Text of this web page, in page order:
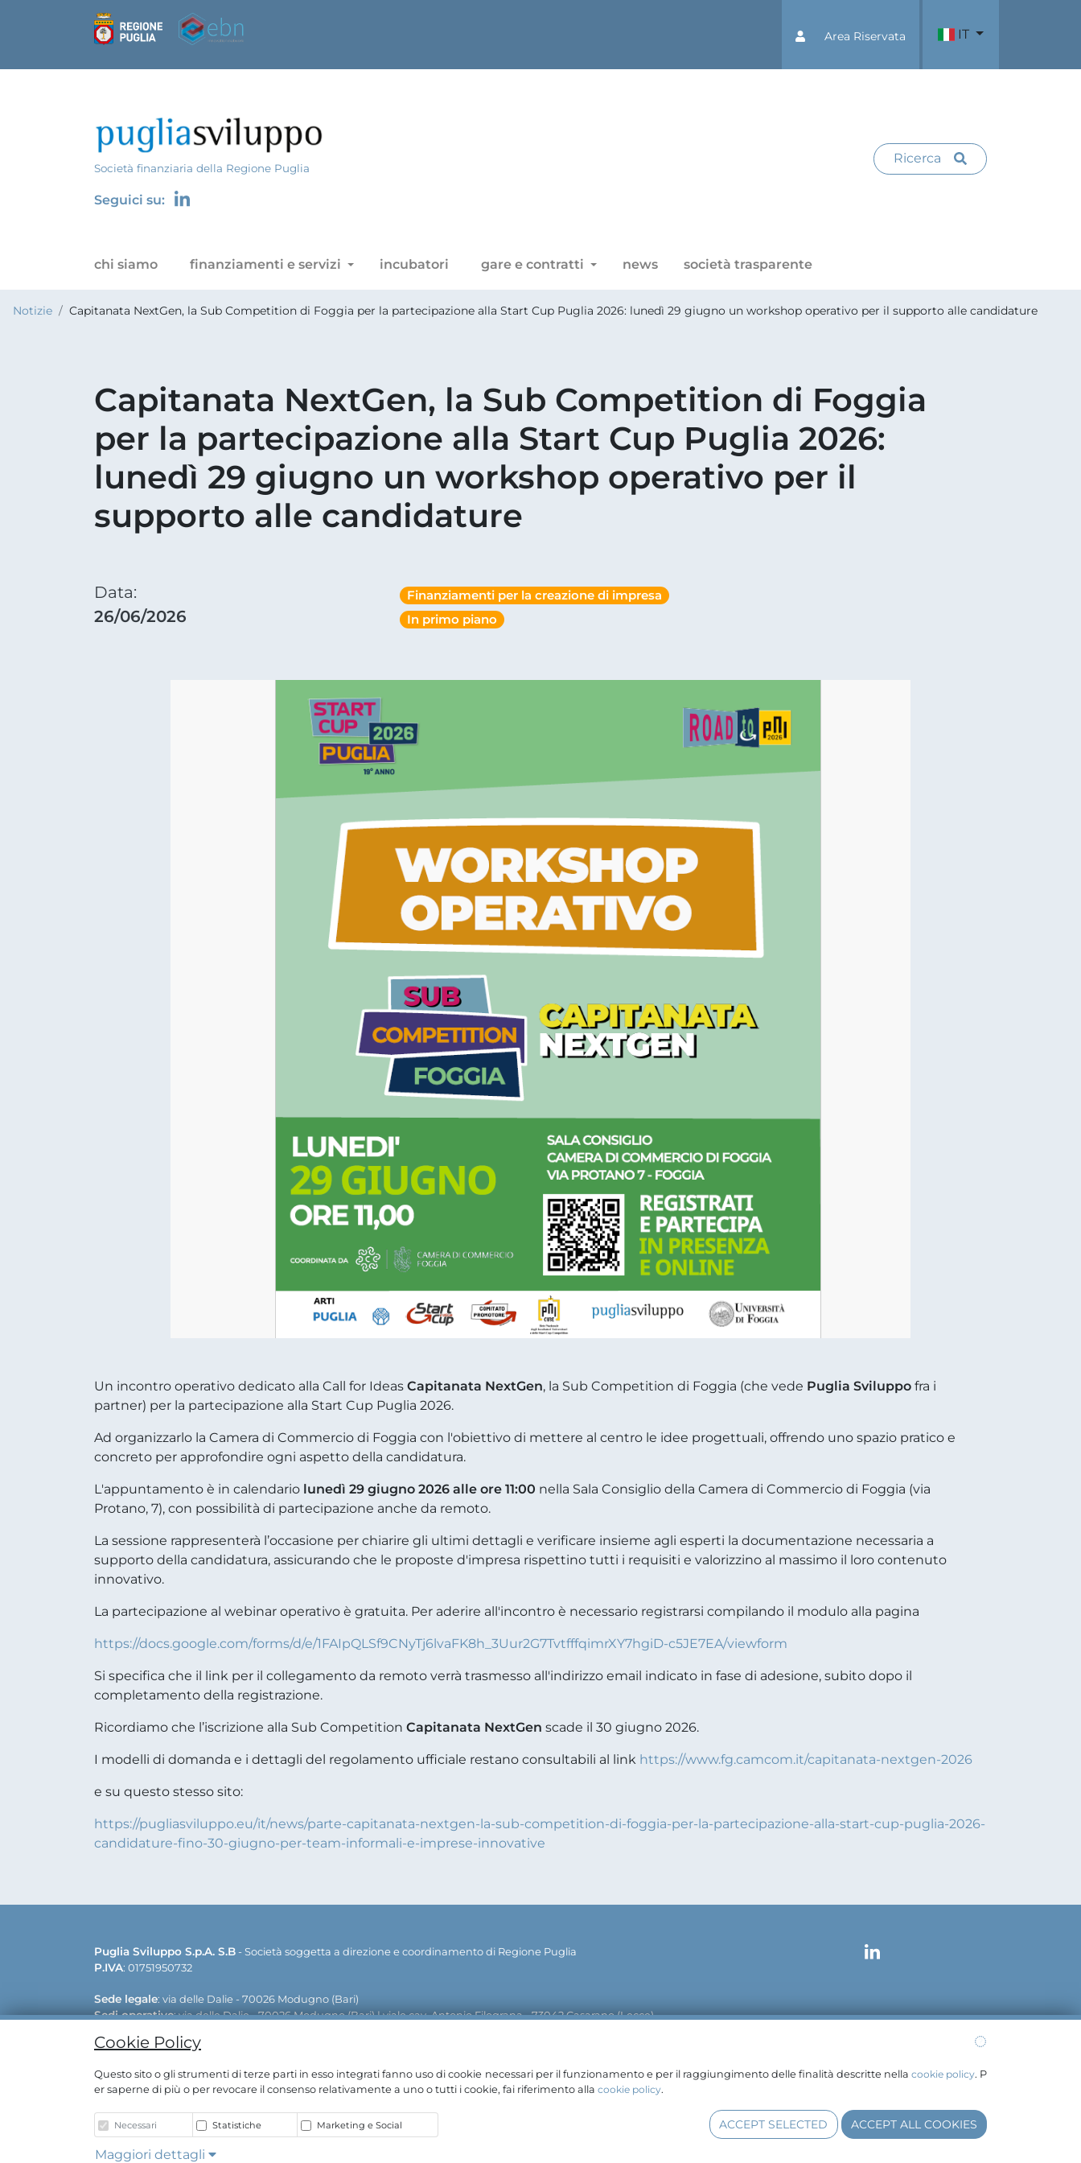
Area Riservata IT
Società finanziaria della Regione Puglia
Seguici su:
Ricerca
chi siamo finanziamenti e servizi incubatori gare e contratti news società trasparente
Notizie Capitanata NextGen, la Sub Competition di Foggia per la partecipazione alla Start Cup Puglia 2026: lunedì 29 giugno un workshop operativo per il supporto alle candidature
Capitanata NextGen, la Sub Competition di Foggia
per la partecipazione alla Start Cup Puglia 2026:
lunedì 29 giugno un workshop operativo per il
supporto alle candidature
Data:
26/06/2026
Finanziamenti per la creazione di impresa
In primo piano
Un incontro operativo dedicato alla Call for Ideas Capitanata NextGen, la Sub Competition di Foggia (che vede Puglia Sviluppo fra i
partner) per la partecipazione alla Start Cup Puglia 2026.
Ad organizzarlo la Camera di Commercio di Foggia con l'obiettivo di mettere al centro le idee progettuali, offrendo uno spazio pratico e
concreto per approfondire ogni aspetto della candidatura.
L'appuntamento è in calendario lunedì 29 giugno 2026 alle ore 11:00 nella Sala Consiglio della Camera di Commercio di Foggia (via
Protano, 7), con possibilità di partecipazione anche da remoto.
La sessione rappresenterà l’occasione per chiarire gli ultimi dettagli e verificare insieme agli esperti la documentazione necessaria a
supporto della candidatura, assicurando che le proposte d'impresa rispettino tutti i requisiti e valorizzino al massimo il loro contenuto
innovativo.
La partecipazione al webinar operativo è gratuita. Per aderire all'incontro è necessario registrarsi compilando il modulo alla pagina
https://docs.google.com/forms/d/e/1FAIpQLSf9CNyTj6lvaFK8h_3Uur2G7TvtfffqimrXY7hgiD-c5JE7EA/viewform
Si specifica che il link per il collegamento da remoto verrà trasmesso all'indirizzo email indicato in fase di adesione, subito dopo il
completamento della registrazione.
Ricordiamo che l’iscrizione alla Sub Competition Capitanata NextGen scade il 30 giugno 2026.
I modelli di domanda e i dettagli del regolamento ufficiale restano consultabili al link https://www.fg.camcom.it/capitanata-nextgen-2026
e su questo stesso sito:
https://pugliasviluppo.eu/it/news/parte-capitanata-nextgen-la-sub-competition-di-foggia-per-la-partecipazione-alla-start-cup-puglia-2026-
candidature-fino-30-giugno-per-team-informali-e-imprese-innovative
Puglia Sviluppo S.p.A. S.B- Società soggetta a direzione e coordinamento di Regione Puglia
P.IVA: 01751950732
Sede legale: via delle Dalie - 70026 Modugno (Bari)
Sedi operative: via delle Dalie - 70026 Modugno (Bari) | viale cav. Antonio Filograna - 73042 Casarano (Lecce)
Whistleblowing
Azionista Unico Regione Puglia | C.F. 80017210727
Cookie Policy
Questo sito o gli strumenti di terze parti in esso integrati fanno uso di cookie necessari per il funzionamento e per il raggiungimento delle finalità descritte nella cookie policy. P
er saperne di più o per revocare il consenso relativamente a uno o tutti i cookie, fai riferimento alla cookie policy.
Necessari Statistiche Marketing e Social ACCEPT SELECTED ACCEPT ALL COOKIES
Maggiori dettagli